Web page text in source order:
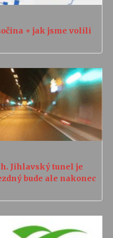
+ jak jsme volili
Jihlavský tunel je
bude ale nakonec